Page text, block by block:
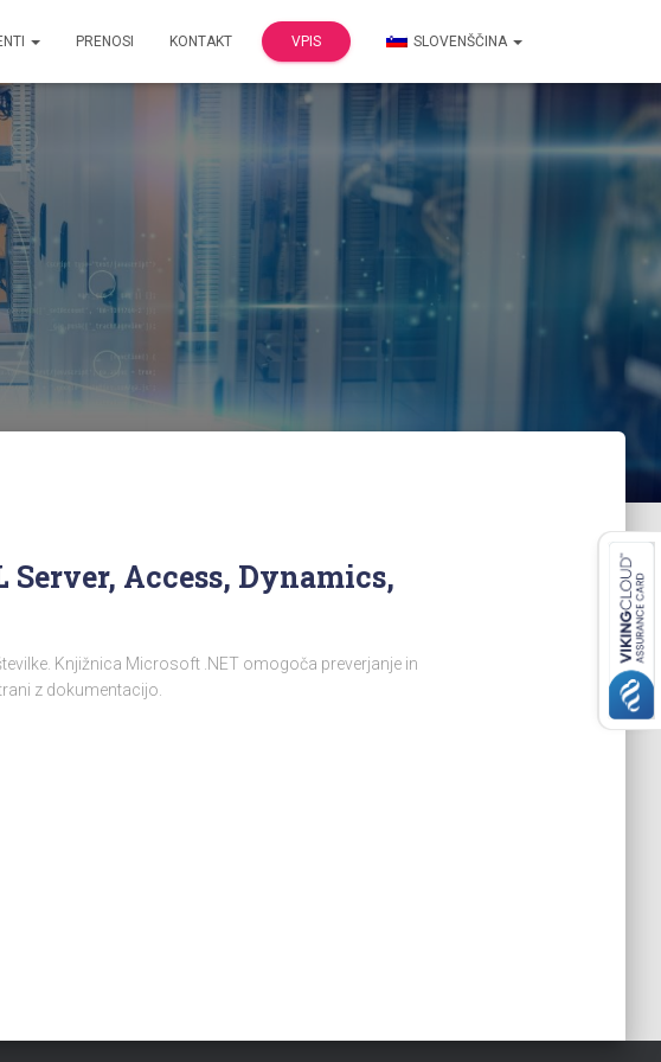
PRENOSI KONTAKT VPIS SLOVENŠČINA
Access, Dynamics,
Knjižnica Microsoft .NET omogoča preverjanje in
z dokumentacijo.